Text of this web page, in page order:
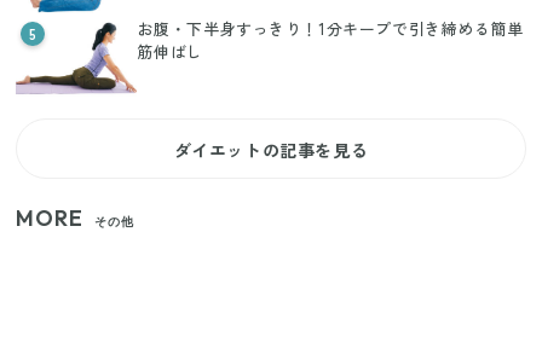
5
お腹・下半身すっきり！1分キープで引き締める簡単
筋伸ばし
ダイエットの記事を見る
MORE その他